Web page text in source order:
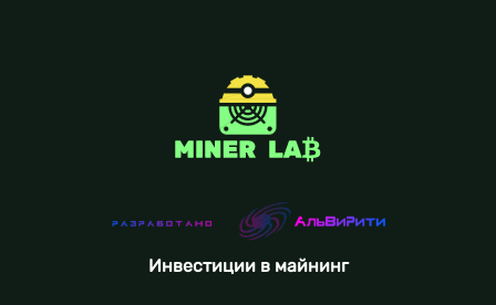
Инвестиции в майнинг